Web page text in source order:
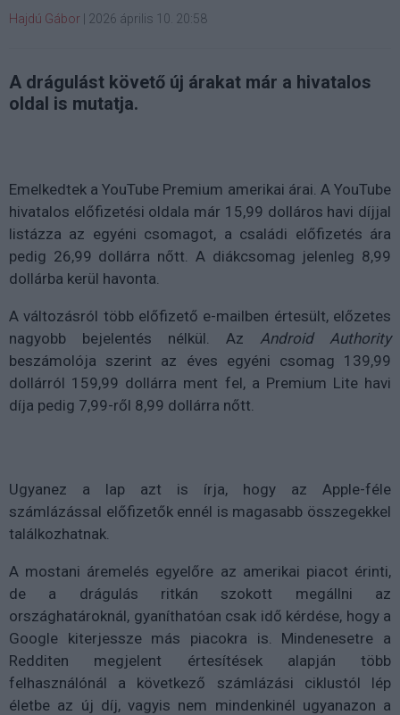
Hajdú Gábor 2026 április 10. 20:58
A drágulást követő új árakat már a hivatalos
oldal is mutatja.
Emelkedtek a YouTube Premium amerikai árai. A YouTube
hivatalos előfizetési oldala már 15,99 dolláros havi díjjal
listázza az egyéni csomagot, a családi előfizetés ára
pedig 26,99 dollárra nőtt. A diákcsomag jelenleg 8,99
dollárba kerül havonta.
A változásról több előfizető e-mailben értesült, előzetes
nagyobb bejelentés nélkül. Az Android Authority
beszámolója szerint az éves egyéni csomag 139,99
dollárról 159,99 dollárra ment fel, a Premium Lite havi
díja pedig 7,99-ről 8,99 dollárra nőtt.
Ugyanez a lap azt is írja, hogy az Apple-féle
számlázással előfizetők ennél is magasabb összegekkel
találkozhatnak.
A mostani áremelés egyelőre az amerikai piacot érinti,
de a drágulás ritkán szokott megállni az
országhatároknál, gyaníthatóan csak idő kérdése, hogy a
Google kiterjessze más piacokra is. Mindenesetre a
Redditen megjelent értesítések alapján több
felhasználónál a következő számlázási ciklustól lép
életbe az új díj, vagyis nem mindenkinél ugyanazon a